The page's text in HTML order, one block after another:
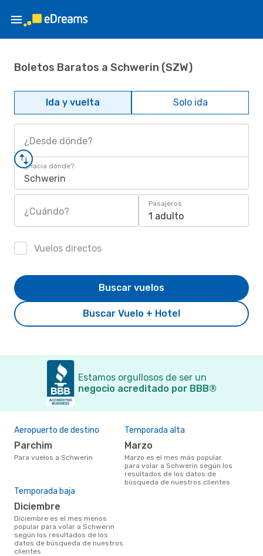
Boletos Baratos a Schwerin (SZW)
Ida y vuelta Solo ida
¿Desde dónde?
¿Hacia dónde?
Schwerin
¿Cuándo?
Pasajeros
1 adulto
Vuelos directos
Buscar Vuelo + Hotel
Buscar vuelos
Estamos orgullosos de ser un
negocio acreditado por BBB®
Aeropuerto de destino
Parchim
Para vuelos a Schwerin
Temporada alta
marzo
marzo es el mes más popular
para volar a Schwerin según los
resultados de los datos de
búsqueda de nuestros clientes
Temporada baja
diciembre
diciembre es el mes menos
popular para volar a Schwerin
según los resultados de los
datos de búsqueda de nuestros
clientes